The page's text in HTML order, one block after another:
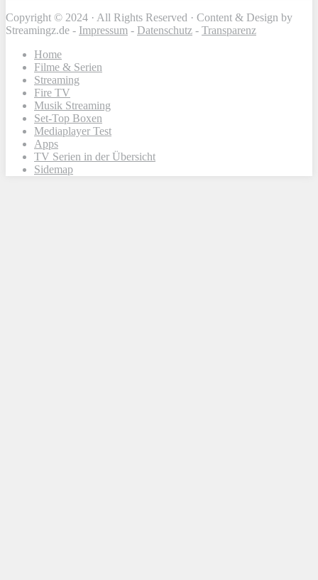
Copyright © 2024 · All Rights Reserved · Content & Design by
Streamingz.de - Impressum - Datenschutz - Transparenz
Home
Filme & Serien
Streaming
Fire TV
Musik Streaming
Set-Top Boxen
Mediaplayer Test
Apps
TV Serien in der Übersicht
Sidemap